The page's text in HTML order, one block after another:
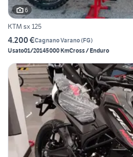
6
KTM sx 125
4.200 €Cagnano Varano(FG)
Usato01/20145000 KmCross / Enduro